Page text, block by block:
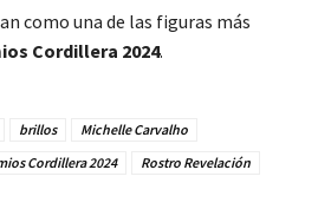
como una de las figuras más
Cordillera 2024.
brillos
Michelle Carvalho
Cordillera 2024 Rostro Revelación